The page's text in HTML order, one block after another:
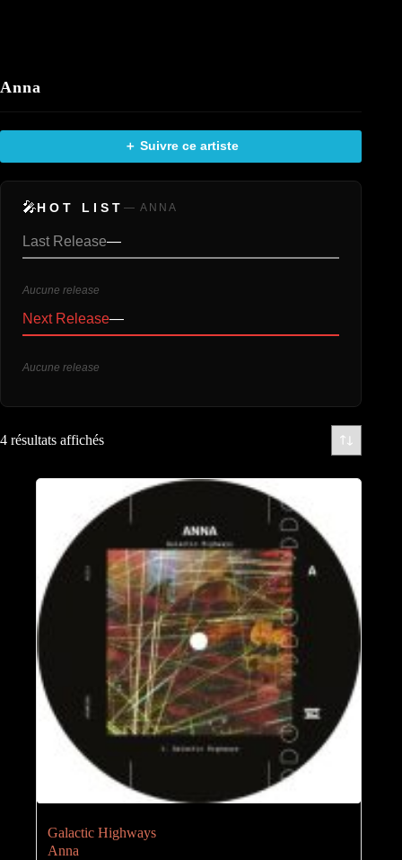
Anna
＋ Suivre ce artiste
🎤HOT LIST — ANNA
Last Release—
Aucune release
Next Release—
Aucune release
4 résultats affichés
Galactic Highways
Anna